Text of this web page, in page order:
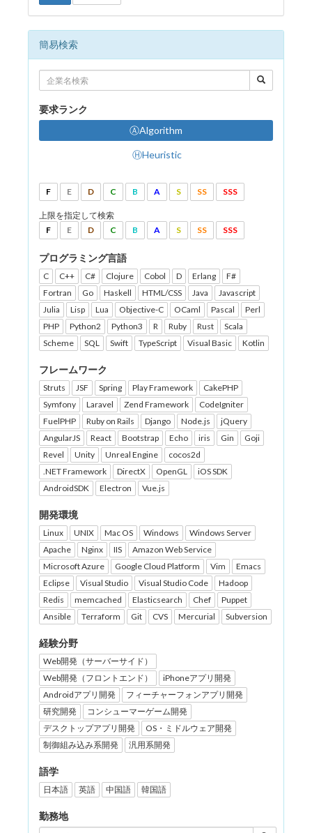
簡易検索
要求ランク
ⒶAlgorithm
ⒽHeuristic
F E D C B A S SS SSS
上限を指定して検索
F
E D C B A S SS SSS
プログラミング言語
C C++ C# Clojure Cobol D Erlang
F#
Fortran
Go Haskell HTML/CSS Java
Javascript
Julia
Lisp Lua Objective-C OCaml Pascal
Perl
PHP
Python2 Python3 R Ruby Rust
Scala
Scheme
SQL Swift TypeScript Visual Basic Kotlin
フレームワーク
Struts JSF Spring Play Framework
CakePHP
Symfony
Laravel Zend Framework
CodeIgniter
FuelPHP
Ruby on Rails Django Node.js
jQuery
AngularJS
React Bootstrap Echo iris Gin
Goji
Revel
Unity Unreal Engine
cocos2d
.NET Framework
DirectX OpenGL
iOS SDK
AndroidSDK
Electron Vue.js
開発環境
Linux UNIX Mac OS Windows
Windows Server
Apache
Nginx IIS
Amazon Web Service
Microsoft Azure
Google Cloud Platform Vim
Emacs
Eclipse
Visual Studio Visual Studio Code
Hadoop
Redis
memcached Elasticsearch Chef
Puppet
Ansible
Terraform Git CVS Mercurial Subversion
経験分野
Web開発（サーバーサイド）
Web開発（フロントエンド）
iPhoneアプリ開発
Androidアプリ開発
フィーチャーフォンアプリ開発
研究開発
コンシューマーゲーム開発
デスクトップアプリ開発
OS・ミドルウェア開発
制御組み込み系開発
汎用系開発
語学
日本語 英語 中国語 韓国語
勤務地